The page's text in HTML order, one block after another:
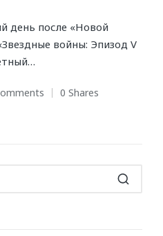
день после «Новой
войны: Эпизод V
0 Shares